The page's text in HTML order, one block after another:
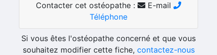
Contacter cet ostéopathe :
E-mail
Téléphone
Si vous êtes l'ostéopathe concerné et que vous
souhaitez modifier cette fiche, contactez-nous